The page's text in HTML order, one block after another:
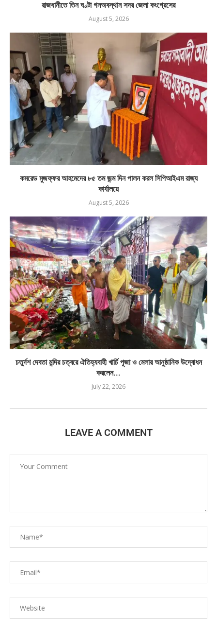
রাজধানীতে তিন ঘণ্টা গনঅবস্থান সদর জেলা কংগ্রেসের
August 5, 2026
কমরেড মুজফ্ফর আহমেদের ৮৫ তম জন্ম দিন পালন করল সিপিআইএম রাজ্য
কার্যালয়ে
August 5, 2026
চতুর্দশ দেবতা মন্দির চত্বরে ঐতিহ্যবাহী খার্চি পূজা ও মেলার আনুষ্ঠানিক উদ্বোধন
করলেন...
July 22, 2026
LEAVE A COMMENT